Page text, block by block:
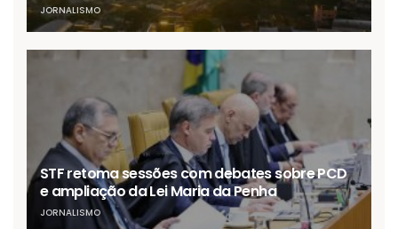
JORNALISMO
STF retoma sessões com debates sobre PCD
e ampliação da Lei Maria da Penha
JORNALISMO